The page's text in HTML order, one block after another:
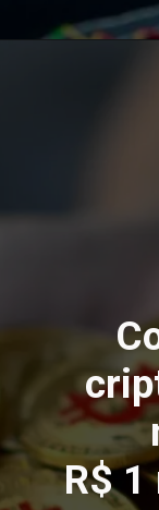
R$